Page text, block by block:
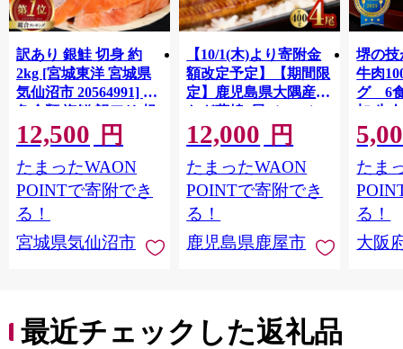
訳あり 銀鮭 切身 約
2kg [宮城東洋 宮城県
気仙沼市 20564991] 鮭
魚介類 海鮮 訳アリ 規
格外 不揃い さけ サケ
鮭切身 シャケ 切り身
冷凍 家庭用 おかず 弁
当 支援 サーモン 銀鮭
切り身 魚 わけあり
12,500 円
たまったWAON
POINTで寄附でき
る！
宮城県気仙沼市
【10/1(木)より寄附金
額改定予定】【期間限
定】鹿児島県大隅産う
なぎ蒲焼4尾（400g）
12,000 円
たまったWAON
POINTで寄附でき
る！
鹿児島県鹿屋市
堺の技
牛肉
グ 6
加 牛
ット 6
メ 温
菜 簡
すめ
取り
料 ふ
堺市】
たま
る！
大阪
最近チェックした返礼品